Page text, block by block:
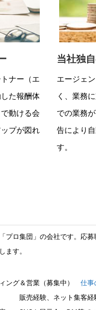
ナー（エ
た報酬体
動ける会
プが図れ
当社独
エージェ
く、業務
での業務
告により
す。
プロ集団」の会社です。応
ます。
ング＆営業（募集中） 仕事
販売経験、ネット集客経